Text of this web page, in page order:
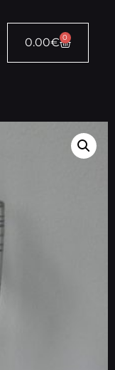
0.00€ 0